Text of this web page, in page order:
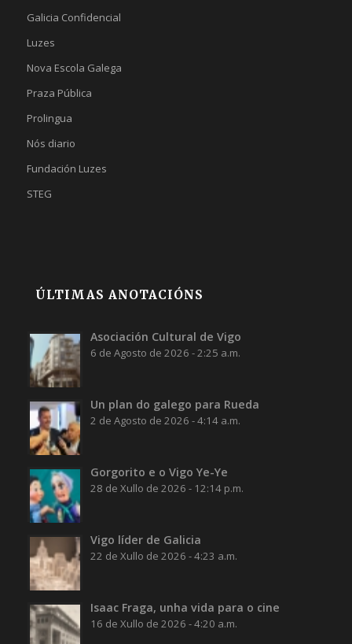
Galicia Confidencial
Luzes
Nova Escola Galega
Praza Pública
Prolingua
Nós diario
Fundación Luzes
STEG
ÚLTIMAS ANOTACIÓNS
Asociación Cultural de Vigo
6 de Agosto de 2026 - 2:25 a.m.
Un plan do galego para Rueda
2 de Agosto de 2026 - 4:14 a.m.
Gorgorito e o Vigo Ye-Ye
28 de Xullo de 2026 - 12:14 p.m.
Vigo líder de Galicia
22 de Xullo de 2026 - 4:23 a.m.
Isaac Fraga, unha vida para o cine
16 de Xullo de 2026 - 4:20 a.m.